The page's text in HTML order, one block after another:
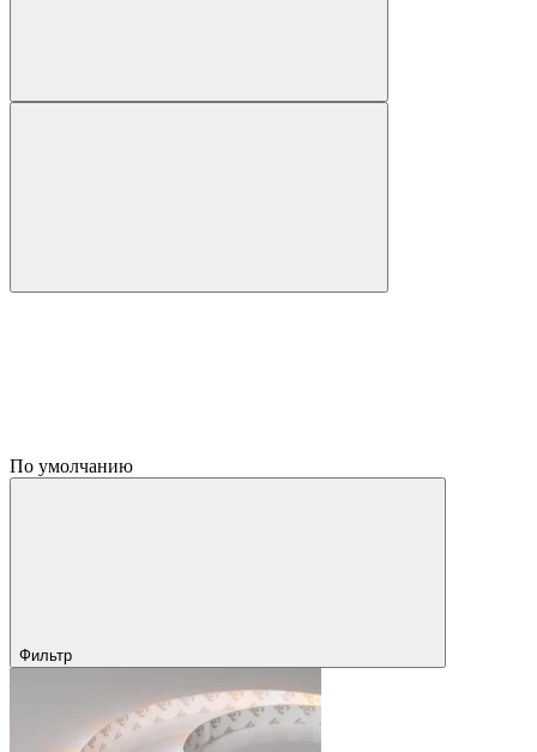
По умолчанию
Фильтр